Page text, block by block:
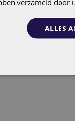
verzameld door
ALLES